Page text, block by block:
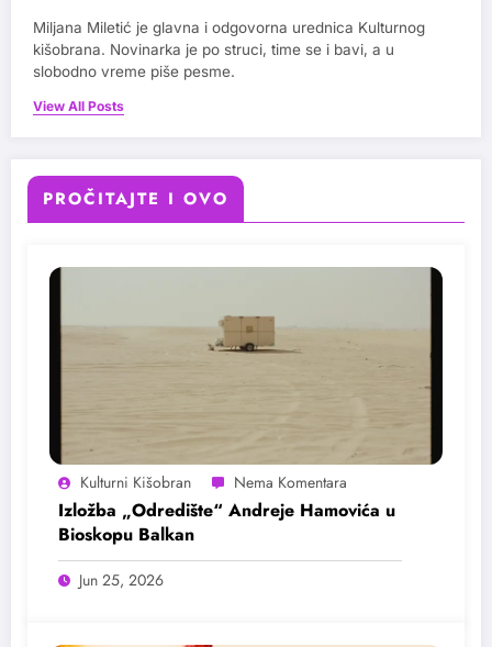
Miljana Miletić je glavna i odgovorna urednica Kulturnog
kišobrana. Novinarka je po struci, time se i bavi, a u
slobodno vreme piše pesme.
View All Posts
PROČITAJTE I OVO
Kulturni Kišobran
Izložba „Odredište“ Andreje Hamovića u
Bioskopu Balkan
Jun 25, 2026